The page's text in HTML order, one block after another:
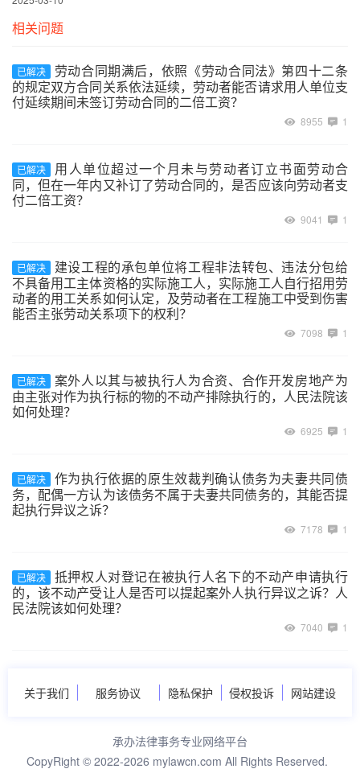
相关问题
已解决
劳动合同期满后，依照《劳动合同法》第四十二条
的规定双方合同关系依法延续，劳动者能否请求用人单位支
付延续期间未签订劳动合同的二倍工资？
8955 1
已解决
用人单位超过一个月未与劳动者订立书面劳动合
同，但在一年内又补订了劳动合同的，是否应该向劳动者支
付二倍工资？
9041 1
已解决
建设工程的承包单位将工程非法转包、违法分包给
不具备用工主体资格的实际施工人，实际施工人自行招用劳
动者的用工关系如何认定，及劳动者在工程施工中受到伤害
能否主张劳动关系项下的权利？
7098 1
已解决
案外人以其与被执行人为合资、合作开发房地产为
由主张对作为执行标的物的不动产排除执行的，人民法院该
如何处理？
6925 1
已解决
作为执行依据的原生效裁判确认债务为夫妻共同债
务，配偶一方认为该债务不属于夫妻共同债务的，其能否提
起执行异议之诉？
7178 1
已解决
抵押权人对登记在被执行人名下的不动产申请执行
的，该不动产受让人是否可以提起案外人执行异议之诉？人
民法院该如何处理？
7040 1
关于我们 服务协议 隐私保护 侵权投诉 网站建设
承办法律事务专业网络平台
CopyRight © 2022-2026 mylawcn.com All Rights Reserved.